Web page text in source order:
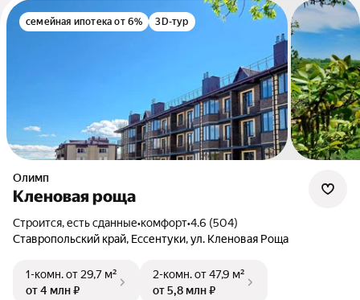
семейная ипотека от 6% 3D-тур
Олимп
Кленовая роща
Строится, есть сданные•комфорт•4.6 (504)
Ставропольский край, Ессентуки, ул. Кленовая Роща
1-комн.от 29,7 м²
от 4 млн ₽
2-комн.от 47,9 м²
от 5,8 млн ₽